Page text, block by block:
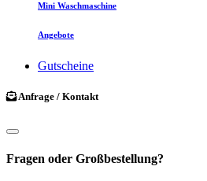
Mini Waschmaschine
Angebote
Gutscheine
Anfrage / Kontakt
Fragen oder Großbestellung?